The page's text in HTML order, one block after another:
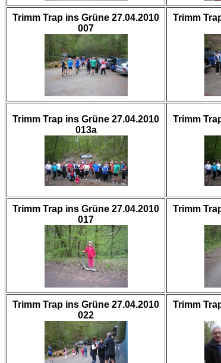
Trimm Trap ins Grüne 27.04.2010
007
Trimm
Trimm Trap ins Grüne 27.04.2010
013a
Trimm
Trimm Trap ins Grüne 27.04.2010
017
Trimm
Trimm Trap ins Grüne 27.04.2010
022
Trimm